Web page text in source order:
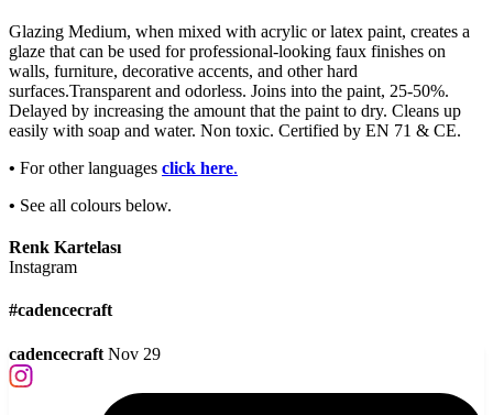
Glazing Medium, when mixed with acrylic or latex paint, creates a
glaze that can be used for professional-looking faux finishes on
walls, furniture, decorative accents, and other hard
surfaces.Transparent and odorless. Joins into the paint, 25-50%.
Delayed by increasing the amount that the paint to dry. Cleans up
easily with soap and water. Non toxic. Certified by EN 71 & CE.
• For other languages click here.
• See all colours below.
Renk Kartelası
Instagram
#cadencecraft
cadencecraft Nov 29